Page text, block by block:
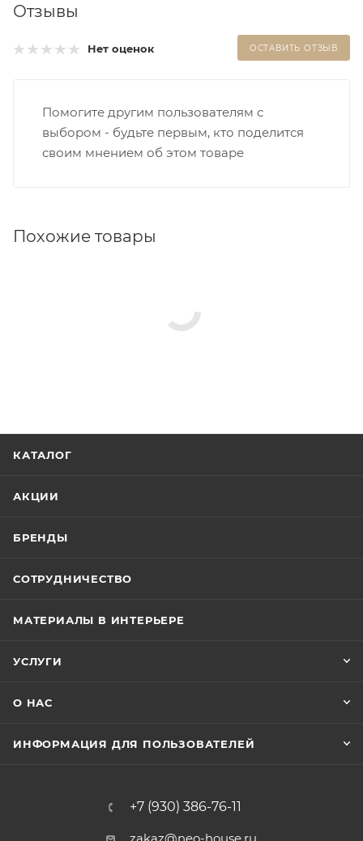
Отзывы
Нет оценок ОСТАВИТЬ ОТЗЫВ
Помогите другим пользователям с
выбором - будьте первым, кто поделится
своим мнением об этом товаре
Похожие товары
КАТАЛОГ
АКЦИИ
БРЕНДЫ
СОТРУДНИЧЕСТВО
МАТЕРИАЛЫ В ИНТЕРЬЕРЕ
УСЛУГИ
О НАС
ИНФОРМАЦИЯ ДЛЯ ПОЛЬЗОВАТЕЛЕЙ
+7 (930) 386-76-11